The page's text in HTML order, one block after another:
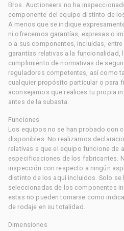
Bros. Auctioneers no ha
componente del equipo distinto de
A menos que se indique
ni ofrecemos garantías, expresas o
o a sus componentes, incluidas,
garantías relativas a la funcionalidad,
cumplimiento de normativas de
reguladores competentes, así como
cualquier propósito particular o para
aconsejamos que realices tu propia
antes de la subasta.
Funciones
Los equipos no se han probado con
disponibles. No realizamos
relativas a que el equipo funcione de
especificaciones de los fabricantes.
inspección con respecto a ningún
distinto de los aquí incluidos. Solo
seleccionadas de los componentes
estas no pueden tomarse como
de rodaje en su totalidad.
Dimensiones